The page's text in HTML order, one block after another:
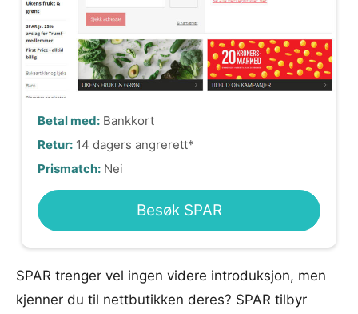
Betal med: Bankkort
Retur: 14 dagers angrerett*
Prismatch: Nei
Besøk SPAR
SPAR trenger vel ingen videre introduksjon, men
kjenner du til nettbutikken deres? SPAR tilbyr